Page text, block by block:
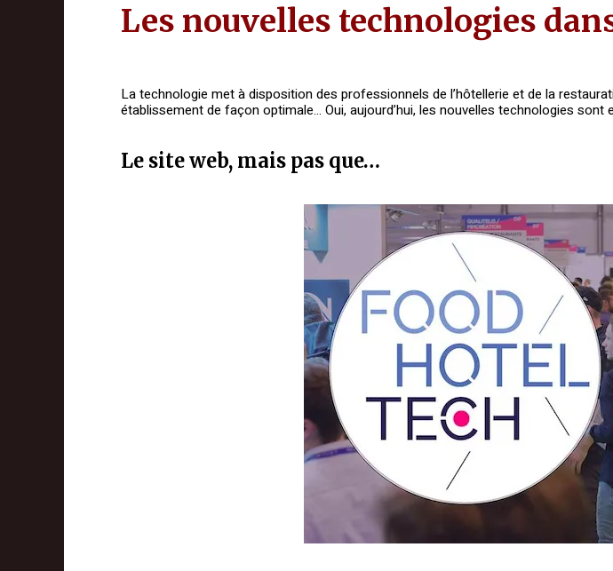
Les nouvelles technologies
La technologie met à disposition des professionnels de l’hôtellerie et de la
établissement de façon optimale… Oui, aujourd’hui, les nouvelles technologies
Le site web, mais pas que…